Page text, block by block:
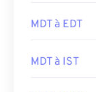
MDT à EDT
MDT à IST